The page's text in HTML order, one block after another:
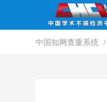
中国知网查重系统 /